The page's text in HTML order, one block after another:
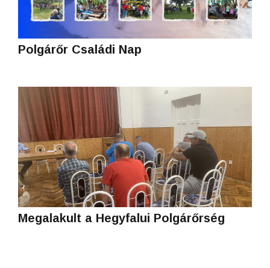
Polgárőr Családi Nap
Megalakult a Hegyfalui Polgárőrség